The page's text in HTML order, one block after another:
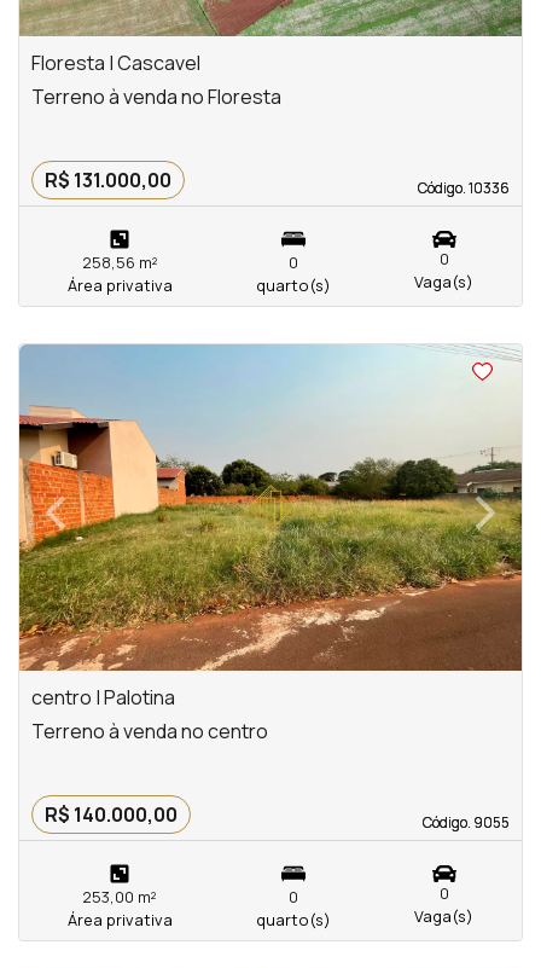
Floresta | Cascavel
Código. 10336
Código. 10336
Terreno à venda no Floresta
R$ 131.000,00
258,56 m²
Área privativa
0
quarto(s)
0
Vaga(s)
<
‹Previous ›
Next
centro | Palotina
Código. 9055
Código. 9055
Terreno à venda no centro
R$ 140.000,00
253,00 m²
Área privativa
0
quarto(s)
0
Vaga(s)